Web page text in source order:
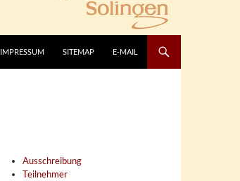
IMPRESSUM SITEMAP E-MAIL
Ausschreibung
Teilnehmer